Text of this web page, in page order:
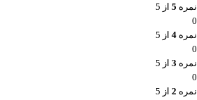
نمره 5 از 5
0
نمره 4 از 5
0
نمره 3 از 5
0
نمره 2 از 5